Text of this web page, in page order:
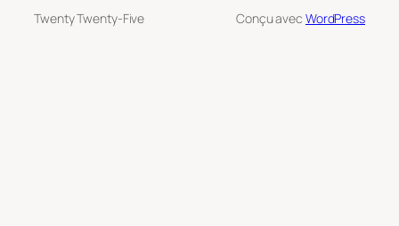
Twenty Twenty-Five Conçu avec WordPress